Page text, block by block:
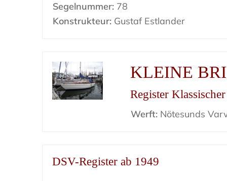
Segelnummer: 78
Konstrukteur: Gustaf Estlander
KLEINE
Register
Werft: Nötesunds
DSV-Register ab 1949